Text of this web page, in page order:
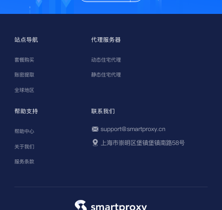
站点导航
套餐购买
账密提取
全球地区
代理服务器
动态住宅代理
静态住宅代理
帮助支持
帮助中心
关于我们
服务条款
联系我们
support@smartproxy.cn
上海市崇明区堡镇堡镇南路58号